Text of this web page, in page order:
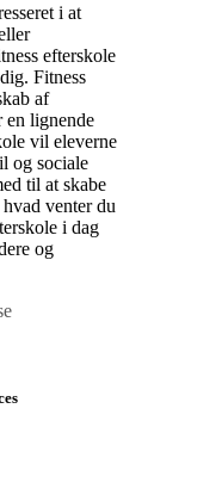
i at
efterskole
Fitness
af
en lignende
vil eleverne
og sociale
til at skabe
venter du
i dag
og